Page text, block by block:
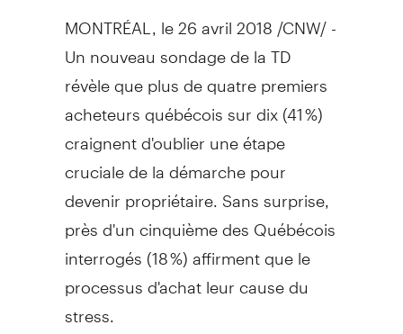
MONTRÉAL, le 26 avril 2018 /CNW/ -
Un nouveau sondage de la TD
révèle que plus de quatre premiers
acheteurs québécois sur dix (41 %)
craignent d'oublier une étape
cruciale de la démarche pour
devenir propriétaire. Sans surprise,
près d'un cinquième des Québécois
interrogés (18 %) affirment que le
processus d'achat leur cause du
stress.